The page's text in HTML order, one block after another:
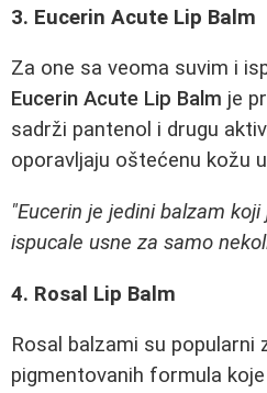
3. Eucerin Acute Lip Balm
Za one sa veoma suvim i
Eucerin Acute Lip Balm je
sadrži pantenol i drugu
oporavljaju oštećenu kožu
"Eucerin je jedini balzam
ispucale usne za samo
4. Rosal Lip Balm
Rosal balzami su popularni
pigmentovanih formula